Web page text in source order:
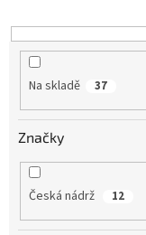
t
ů
Na skladě 37
Značky
Česká nádrž 12